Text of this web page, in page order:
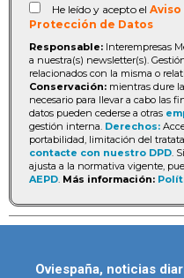
He leído y acepto el Aviso
Protección de Datos
Responsable: Interempresas
a nuestra(s) newsletter(s).
relacionados con la misma o
Conservación: mientras dure
necesario para llevar a cabo las
datos pueden cederse a otras
gestión interna. Derechos:
portabilidad, limitación del
contacte con nuestro DPD .
ajusta a la normativa vigente,
AEPD Más información:
Oviespaña, noticias